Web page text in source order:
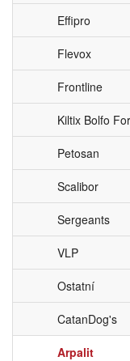
Effipro
Flevox
Frontline
Kiltix Bolfo
Petosan
Scalibor
Sergeants
VLP
Ostatní
CatanDog's
Arpalit